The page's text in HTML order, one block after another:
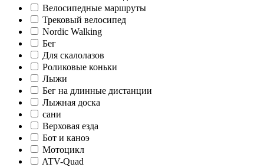
Велосипедные маршруты
Трековый велосипед
Nordic Walking
Бег
Для скалолазов
Роликовые коньки
Лыжи
Бег на длинные дистанции
Лыжная доска
сани
Верховая езда
Бот и каноэ
Мотоцикл
ATV-Quad